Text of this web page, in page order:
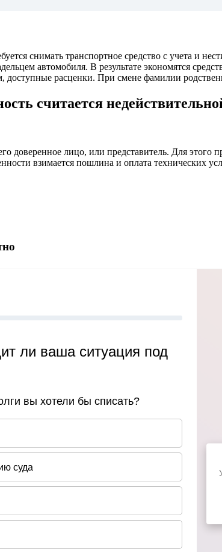
снимать транспортное средство с учета и
автомобиля. В результате экономятся
расценки. При смене фамилии
считается
доверенное лицо, или представитель. Для
взимается пошлина и оплата технических